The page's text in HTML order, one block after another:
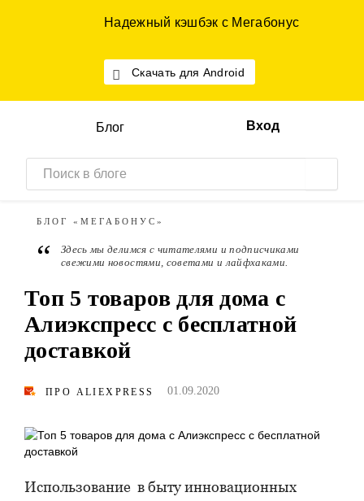
Надежный кэшбэк с Мегабонус
Скачать для Android
Блог Вход
БЛОГ «МЕГАБОНУС»
“
Здесь мы делимся с читателями и подписчиками
свежими новостями, советами и лайфхаками.
Топ 5 товаров для дома с
Алиэкспресс с бесплатной
доставкой
ПРО ALIEXPRESS 01.09.2020
Использование в быту инновационных